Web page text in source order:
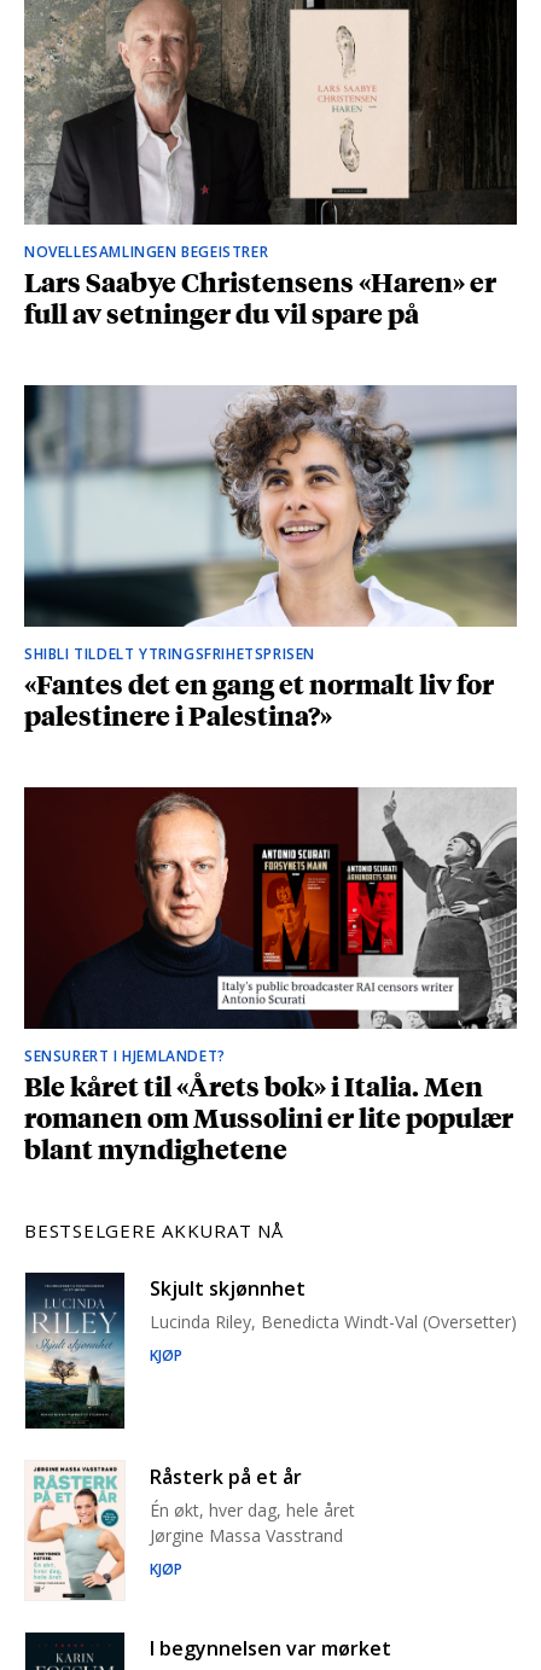
NOVELLESAMLINGEN BEGEISTRER
Lars Saabye Christensens «Haren» er
full av setninger du vil spare på
SHIBLI TILDELT YTRINGSFRIHETSPRISEN
«Fantes det en gang et normalt liv for
palestinere i Palestina?»
SENSURERT I HJEMLANDET?
Ble kåret til «Årets bok» i Italia. Men
romanen om Mussolini er lite populær
blant myndighetene
BESTSELGERE AKKURAT NÅ
Skjult skjønnhet
Lucinda Riley, Benedicta Windt-Val (Oversetter)
KJØP
Råsterk på et år
Én økt, hver dag, hele året
Jørgine Massa Vasstrand
KJØP
I begynnelsen var mørket